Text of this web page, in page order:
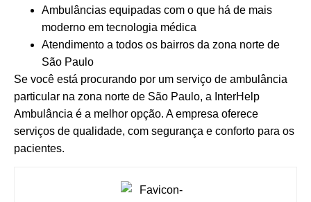
Ambulâncias equipadas com o que há de mais
moderno em tecnologia médica
Atendimento a todos os bairros da zona norte de
São Paulo
Se você está procurando por um serviço de ambulância
particular na zona norte de São Paulo, a InterHelp
Ambulância é a melhor opção. A empresa oferece
serviços de qualidade, com segurança e conforto para os
pacientes.